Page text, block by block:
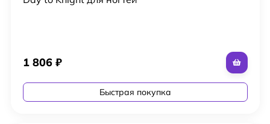
1 806 ₽
Быстрая покупка